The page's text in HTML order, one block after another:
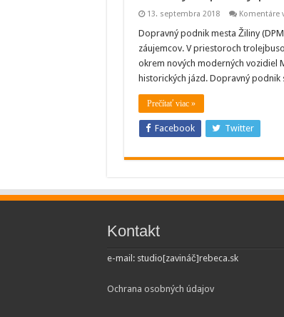
13. septembra 2018 Komentáre
Dopravný podnik mesta Žiliny
záujemcov. V priestoroch
okrem nových moderných vozidiel
historických jázd. Dopravný
Prečítať viac »
Facebook Twitter
Kontakt
e-mail: studio[zavináč]rebeca.sk
Ochrana osobných údajov